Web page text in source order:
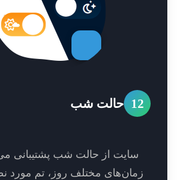
حالت شب
سایت از حالت شب پشتیبانی می‌کنند. در
مختلف روز، تم مورد نظر خود را